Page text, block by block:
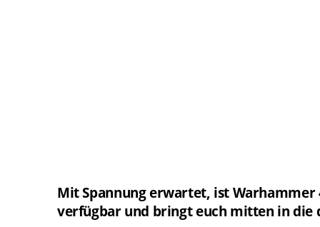
Mit Spannung erwartet, ist Warhammer
verfügbar und bringt euch mitten in die